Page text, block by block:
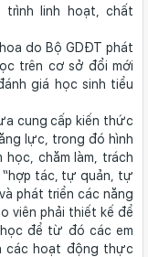
linh hoạt, chất
do Bộ GDĐT phát
trên cơ sở đổi mới
giá học sinh tiểu
cung cấp kiến thức
lực, trong đó hình
học, chăm làm, trách
“hợp tác, tự quản, tự
phát triển các năng
viên phải thiết kế để
để từ đó các em
các hoạt động thực